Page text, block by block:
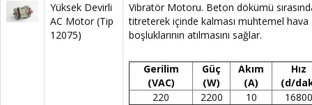
Yüksek Devirli
AC Motor (Tip
12075)
Vibratör Motoru. Beton dökümü
titreterek içinde kalması muhtemel hava
boşluklarının atılmasını sağlar.
Gerilim
(VAC)
Güç
(W)
Akım
(A)
Hız
(d/
220
2200 10
16800